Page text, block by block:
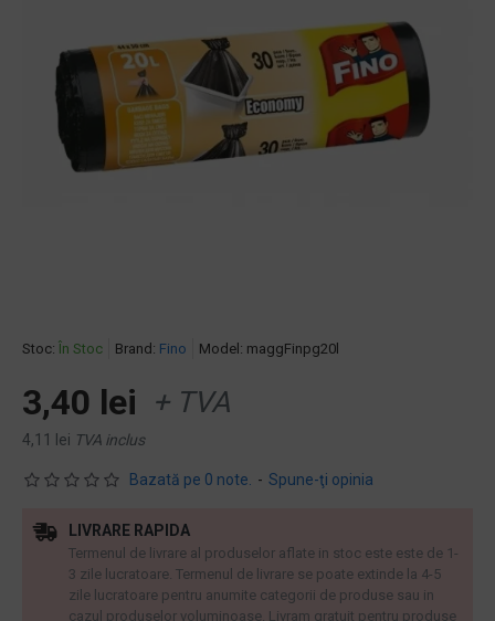
Stoc: În Stoc Brand: Fino Model: maggFinpg20l
Bazată pe 0 note. - Spune-ţi opinia
3,40 lei + TVA
4,11 lei TVA inclus
LIVRARE RAPIDA
Termenul de livrare al produselor aflate in stoc este este de 1-
3 zile lucratoare. Termenul de livrare se poate extinde la 4-5
zile lucratoare pentru anumite categorii de produse sau in
cazul produselor voluminoase. Livram gratuit pentru produse